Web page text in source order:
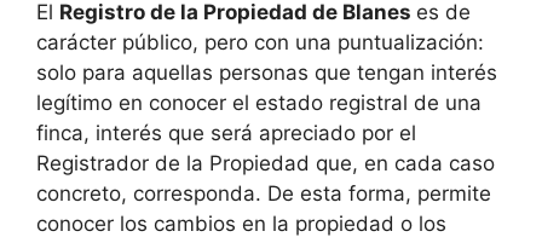
El Registro de la Propiedad de Blanes es de
carácter público, pero con una puntualización:
solo para aquellas personas que tengan interés
legítimo en conocer el estado registral de una
finca, interés que será apreciado por el
Registrador de la Propiedad que, en cada caso
concreto, corresponda. De esta forma, permite
conocer los cambios en la propiedad o los